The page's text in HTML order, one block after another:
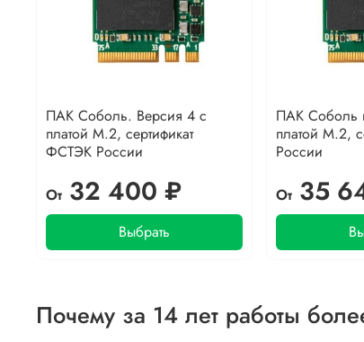
ПАК Соболь. Версия 4 с
платой M.2, сертификат
ФСТЭК России
От 32 400 ₽
Выбрать
ПАК Соболь
платой M.2,
России
От35
Почему за 14 лет работы